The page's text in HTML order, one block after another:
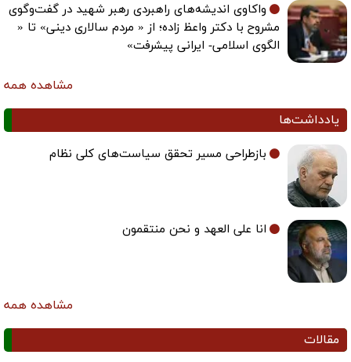
واکاوی اندیشه‌های راهبردی رهبر شهید در گفت‌وگوی
مشروح با دکتر واعظ زاده؛ از « مردم سالاری دینی» تا «
الگوی اسلامی- ایرانی پیشرفت»
مشاهده همه
یادداشت‌ها
بازطراحی مسیر تحقق سیاست‌های کلی نظام
انا علی العهد و نحن منتقمون
مشاهده همه
مقالات